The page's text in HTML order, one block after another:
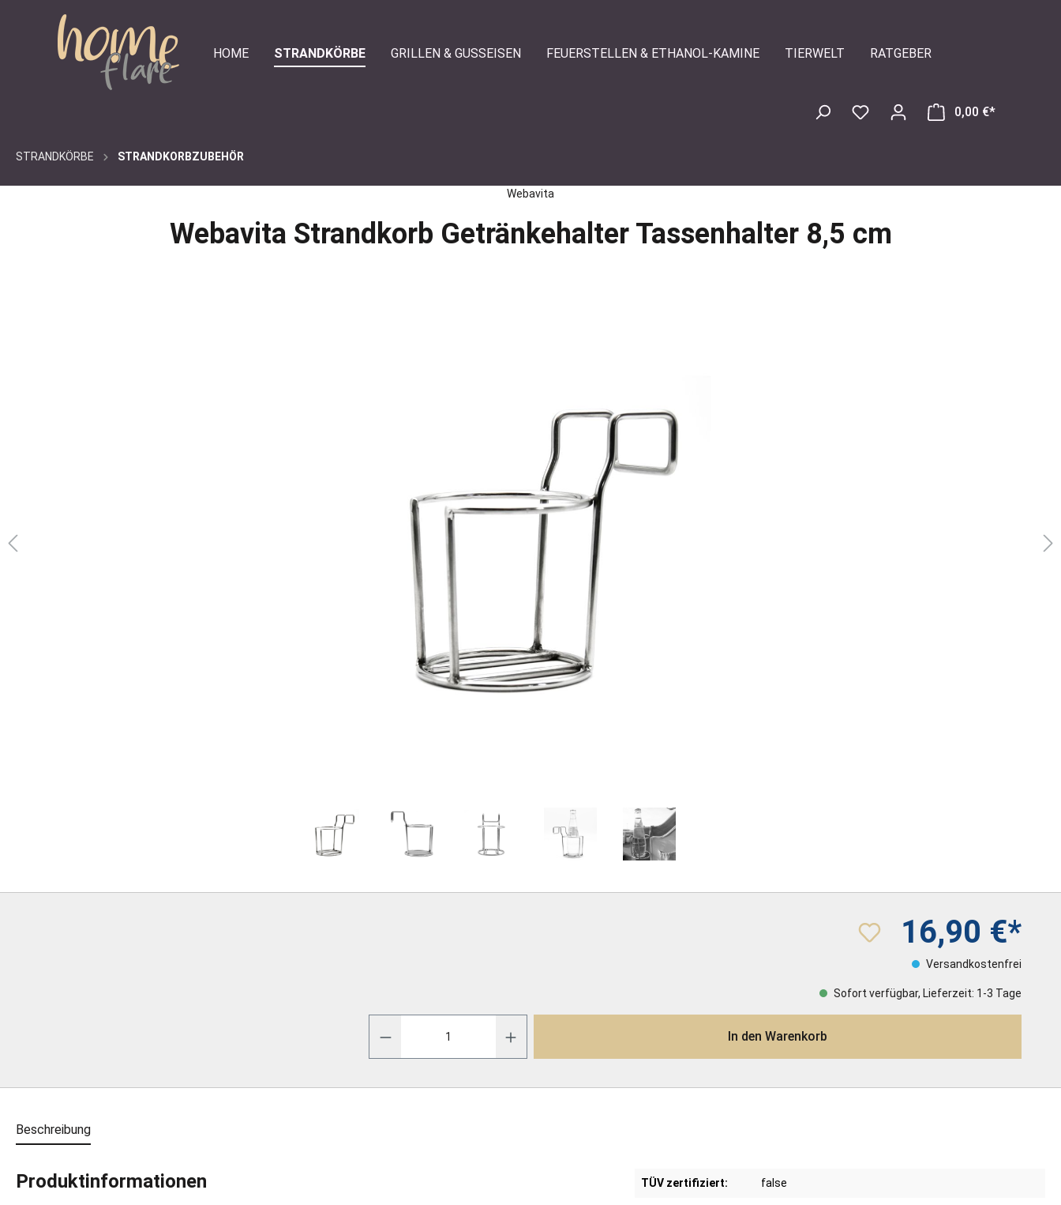
HOME STRANDKÖRBE GRILLEN & GUSSEISEN FEUERSTELLEN & ETHANOL-KAMINE TIERWELT RATGEBER
0,00 €*
STRANDKÖRBE STRANDKORBZUBEHÖR
Webavita
Webavita Strandkorb Getränkehalter Tassenhalter 8,5 cm
16,90 €*
Versandkostenfrei
Sofort verfügbar, Lieferzeit: 1-3 Tage
In den Warenkorb
Beschreibung
Produktinformationen TÜV zertifiziert: false